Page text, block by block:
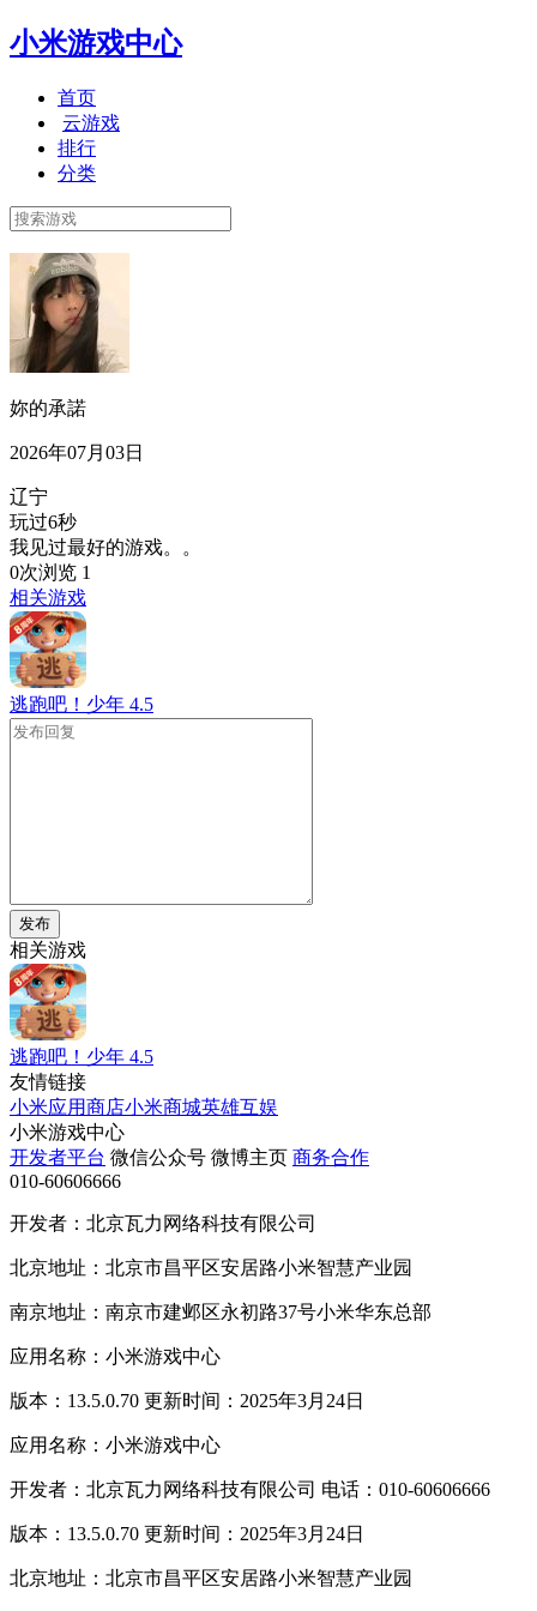
小米游戏中心
首页
云游戏
排行
分类
妳的承諾
2026年07月03日
辽宁
玩过6秒
我见过最好的游戏。。
0次浏览 1
相关游戏
逃跑吧！少年 4.5
发布
相关游戏
逃跑吧！少年 4.5
友情链接
小米应用商店小米商城英雄互娱
小米游戏中心
开发者平台 微信公众号 微博主页 商务合作
010-60606666
开发者：北京瓦力网络科技有限公司
北京地址：北京市昌平区安居路小米智慧产业园
南京地址：南京市建邺区永初路37号小米华东总部
应用名称：小米游戏中心
版本：13.5.0.70 更新时间：2025年3月24日
应用名称：小米游戏中心
开发者：北京瓦力网络科技有限公司 电话：010-60606666
版本：13.5.0.70 更新时间：2025年3月24日
北京地址：北京市昌平区安居路小米智慧产业园